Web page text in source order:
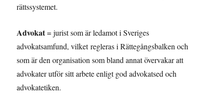
rättssystemet.
Advokat= jurist som är ledamot i Sveriges
advokatsamfund, vilket regleras i Rättegångsbalken och
som är den organisation som bland annat övervakar att
advokater utför sitt arbete enligt god advokatsed och
advokatetiken.